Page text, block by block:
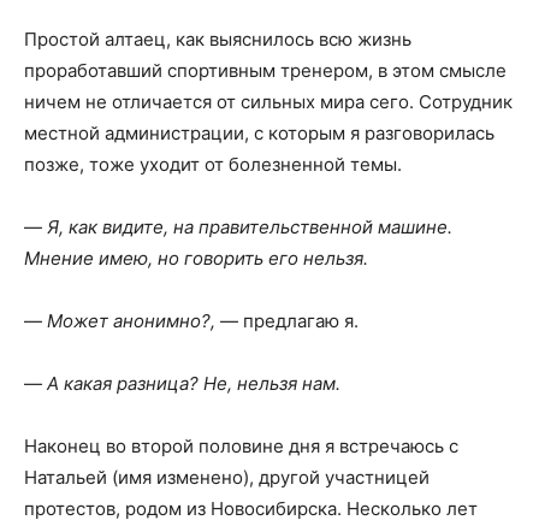
Простой алтаец, как выяснилось всю жизнь
проработавший спортивным тренером, в этом смысле
ничем не отличается от сильных мира сего. Сотрудник
местной администрации, с которым я разговорилась
позже, тоже уходит от болезненной темы.
— Я, как видите, на правительственной машине.
Мнение имею, но говорить его нельзя.
— Может анонимно?, — предлагаю я.
— А какая разница? Не, нельзя нам.
Наконец во второй половине дня я встречаюсь с
Натальей (имя изменено), другой участницей
протестов, родом из Новосибирска. Несколько лет